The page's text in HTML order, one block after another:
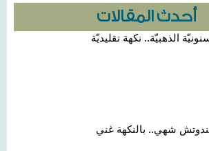
أحدث المقالات
الذهبيّة.. نكهة تقليديّة
شهي.. بالنكهة غني